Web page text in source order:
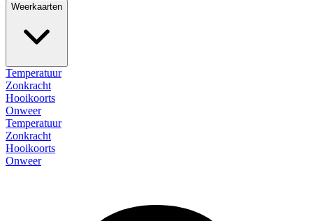
Weerkaarten
Temperatuur
Zonkracht
Hooikoorts
Onweer
Temperatuur
Zonkracht
Hooikoorts
Onweer